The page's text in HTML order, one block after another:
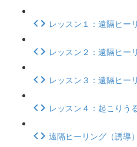
レッスン１：遠隔ヒー
レッスン２：遠隔ヒー
レッスン３：遠隔ヒー
レッスン４：起こりう
遠隔ヒーリング（誘導）